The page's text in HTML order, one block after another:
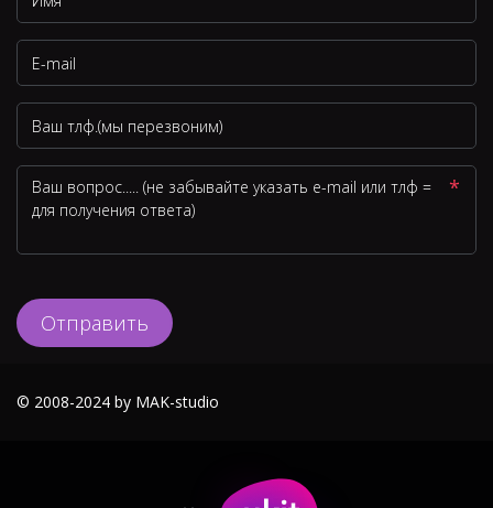
*
Отправить
© 2008-2024 by MAK-studio